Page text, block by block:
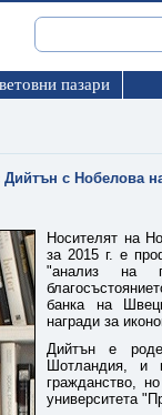
пазари
с Нобелова
Носителят на
за 2015 г. е
"анализ на
банка на
награди за
Дийтън е
Шотландия, и
гражданство,
университета